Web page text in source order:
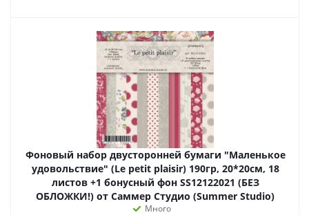
Фоновый набор двусторонней бумаги "Маленькое
удовольствие" (Le petit plaisir) 190гр, 20*20см, 18
листов +1 бонусный фон SS12122021 (БЕЗ
ОБЛОЖКИ!) от Саммер Студио (Summer Studio)
Много